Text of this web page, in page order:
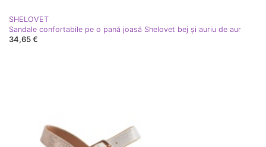
SHELOVET
Sandale confortabile pe o pană joasă Shelovet bej și auriu de aur
34,65 €